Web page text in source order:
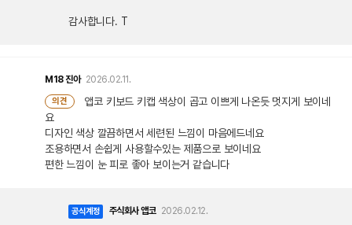
감사합니다. T
M18진아 2026.02.11.
의견
앱코 키보드 키캡 색상이 곱고 이쁘게 나온듯 멋지게 보이네
요
디자인 색상 깔끔하면서 세련된 느낌이 마음에드네요
조용하면서 손쉽게 사용할수있는 제품으로 보이네요
편한 느낌이 눈 피로 좋아 보이는거 같습니다
공식계정 주식회사 앱코 2026.02.12.